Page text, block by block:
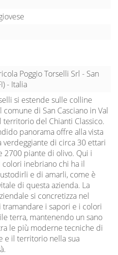
Poggio Torselli Srl - San
- Italia
si estende sulle colline
comune di San Casciano in Val
territorio del Chianti Classico.
panorama offre alla vista
verdeggiante di circa 30 ettari
2700 piante di olivo. Qui i
inebriano chi ha il
e di amarli, come è
di questa azienda. La
si concretizza nel
tramandare i sapori e i colori
terra, mantenendo un sano
le più moderne tecniche di
e il territorio nella sua